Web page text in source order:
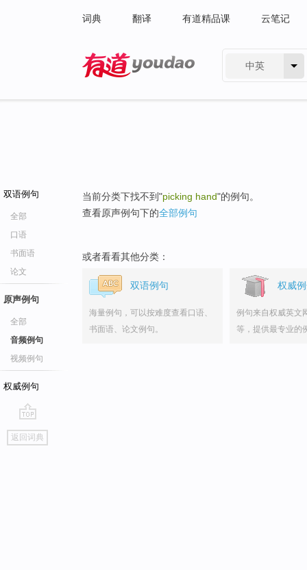
词典 翻译 有道精品课 云笔记
中英
双语例句
全部
口语
书面语
论文
原声例句
全部
音频例句
视频例句
权威例句
go
top
返回词典
当前分类下找不到"picking hand"的例句。
查看原声例句下的全部例句
或者看看其他分类：
双语例句
海量例句，可以按难度查看口语、
书面语、论文例句。
权威
例句来自权威英文
等，提供最专业的